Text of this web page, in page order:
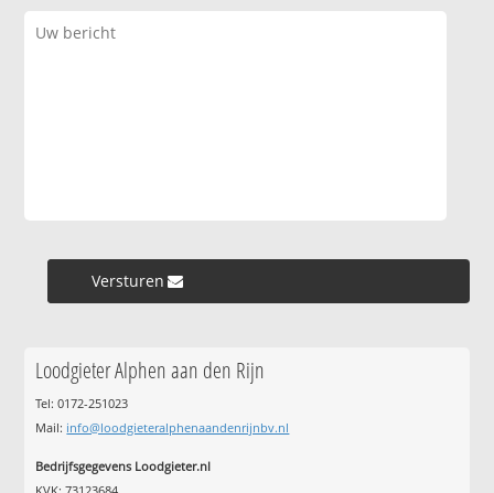
Versturen »
Loodgieter Alphen aan den Rijn
Tel: 0172-251023
Mail: info@loodgieteralphenaandenrijnbv.nl
Bedrijfsgegevens Loodgieter.nl